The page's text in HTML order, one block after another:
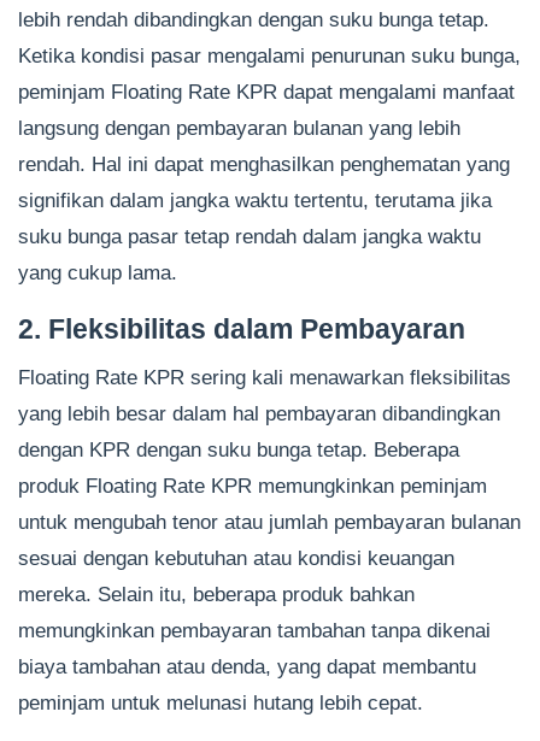
lebih rendah dibandingkan dengan suku bunga tetap.
Ketika kondisi pasar mengalami penurunan suku bunga,
peminjam Floating Rate KPR dapat mengalami manfaat
langsung dengan pembayaran bulanan yang lebih
rendah. Hal ini dapat menghasilkan penghematan yang
signifikan dalam jangka waktu tertentu, terutama jika
suku bunga pasar tetap rendah dalam jangka waktu
yang cukup lama.
2. Fleksibilitas dalam Pembayaran
Floating Rate KPR sering kali menawarkan fleksibilitas
yang lebih besar dalam hal pembayaran dibandingkan
dengan KPR dengan suku bunga tetap. Beberapa
produk Floating Rate KPR memungkinkan peminjam
untuk mengubah tenor atau jumlah pembayaran bulanan
sesuai dengan kebutuhan atau kondisi keuangan
mereka. Selain itu, beberapa produk bahkan
memungkinkan pembayaran tambahan tanpa dikenai
biaya tambahan atau denda, yang dapat membantu
peminjam untuk melunasi hutang lebih cepat.